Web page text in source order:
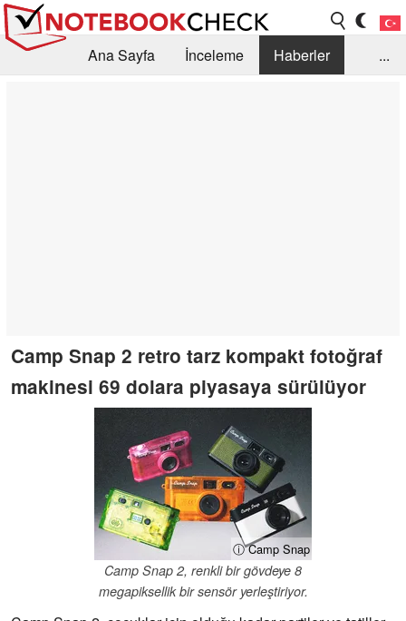
Ana Sayfa İnceleme
Haberler
...
Camp Snap 2 retro tarz kompakt fotoğraf
makinesi 69 dolara piyasaya sürülüyor
ⓘ Camp Snap
Camp Snap 2, renkli bir gövdeye 8
megapiksellik bir sensör yerleştiriyor.